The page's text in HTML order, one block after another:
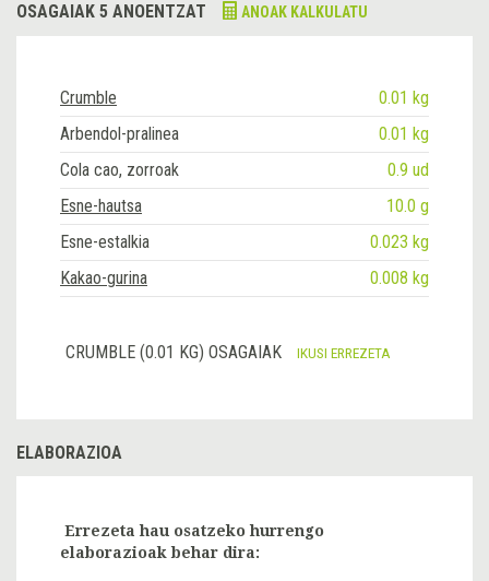
OSAGAIAK 5 ANOENTZAT ANOAK KALKULATU
Crumble
0.01 kg
Arbendol-pralinea
0.01 kg
Cola cao, zorroak
0.9 ud
Esne-hautsa
10.0 g
Esne-estalkia
0.023 kg
Kakao-gurina
0.008 kg
CRUMBLE (0.01 KG) OSAGAIAK IKUSI ERREZETA
ELABORAZIOA
Errezeta hau osatzeko hurrengo
elaborazioak behar dira: